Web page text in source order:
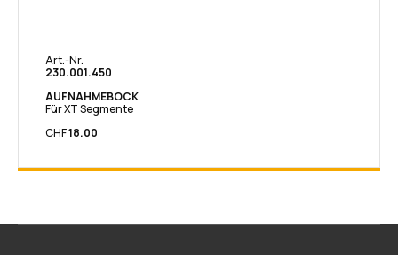
Art.-Nr.
​230.001.450​
AUFNAHMEBOCK
Für XT Segmente
CHF18​.00